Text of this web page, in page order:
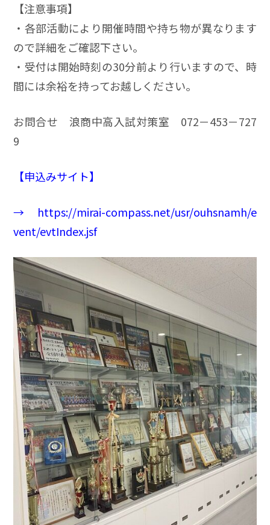
【注意事項】
・各部活動により開催時間や持ち物が異なります
ので詳細をご確認下さい。
・受付は開始時刻の30分前より行いますので、時
間には余裕を持ってお越しください。
お問合せ 浪商中高入試対策室 072－453－727
9
【申込みサイト】
→ https://mirai-compass.net/usr/ouhsnamh/e
vent/evtIndex.jsf